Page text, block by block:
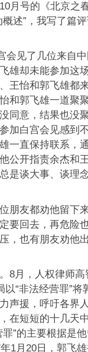
月号的《北京之
述”，我写了篇
会见了几位来自
雄却未能参加这
王怡和郭飞雄都
和郭飞雄一道聚
同意，结果也没
加白宫会见感到
一直保持联系，
公开指责余杰和
是谈大事、谈理
朋友都劝他留下
要回去，再危险
，也有朋友劝他
8月，人权律师
“非法经营罪”将
声援，呼吁各界
在短短的十几天
”的主要根据是
1月20日，郭飞